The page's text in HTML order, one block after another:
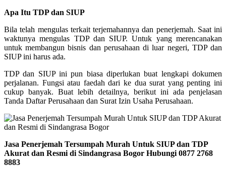
Apa Itu TDP dan SIUP
Bila telah mengulas terkait terjemahannya dan penerjemah. Saat ini
waktunya mengulas TDP dan SIUP. Untuk yang merencanakan
untuk membangun bisnis dan perusahaan di luar negeri, TDP dan
SIUP ini harus ada.
TDP dan SIUP ini pun biasa diperlukan buat lengkapi dokumen
perjalanan. Fungsi atau faedah dari ke dua surat yang penting ini
cukup banyak. Buat lebih detailnya, berikut ini ada penjelasan
Tanda Daftar Perusahaan dan Surat Izin Usaha Perusahaan.
Jasa Penerjemah Tersumpah Murah Untuk SIUP dan TDP
Akurat dan Resmi di Sindangrasa Bogor Hubungi 0877 2768
8883